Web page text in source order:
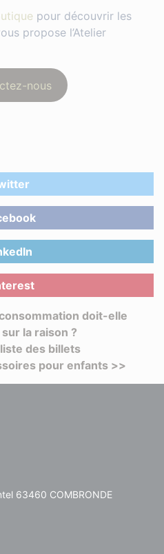
pour découvrir les
propose l’Atelier
nous
doit-elle
la raison ?
des billets
pour enfants >>
63460 COMBRONDE